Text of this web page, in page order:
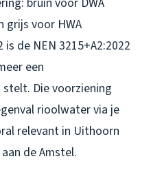
grijs voor HWA
de NEN 3215+A2:2022
een
Die voorziening
rioolwater via je
relevant in Uithoorn
de Amstel.